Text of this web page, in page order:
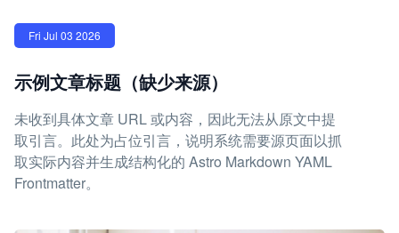
Fri Jul 03 2026
示例文章标题（缺少来源）
未收到具体文章 URL 或内容，因此无法从原文中提
取引言。此处为占位引言，说明系统需要源页面以抓
取实际内容并生成结构化的 Astro Markdown YAML
Frontmatter。